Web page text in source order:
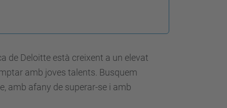
de Deloitte està creixent a un elevat
amb joves talents. Busquem
amb afany de superar-se i amb